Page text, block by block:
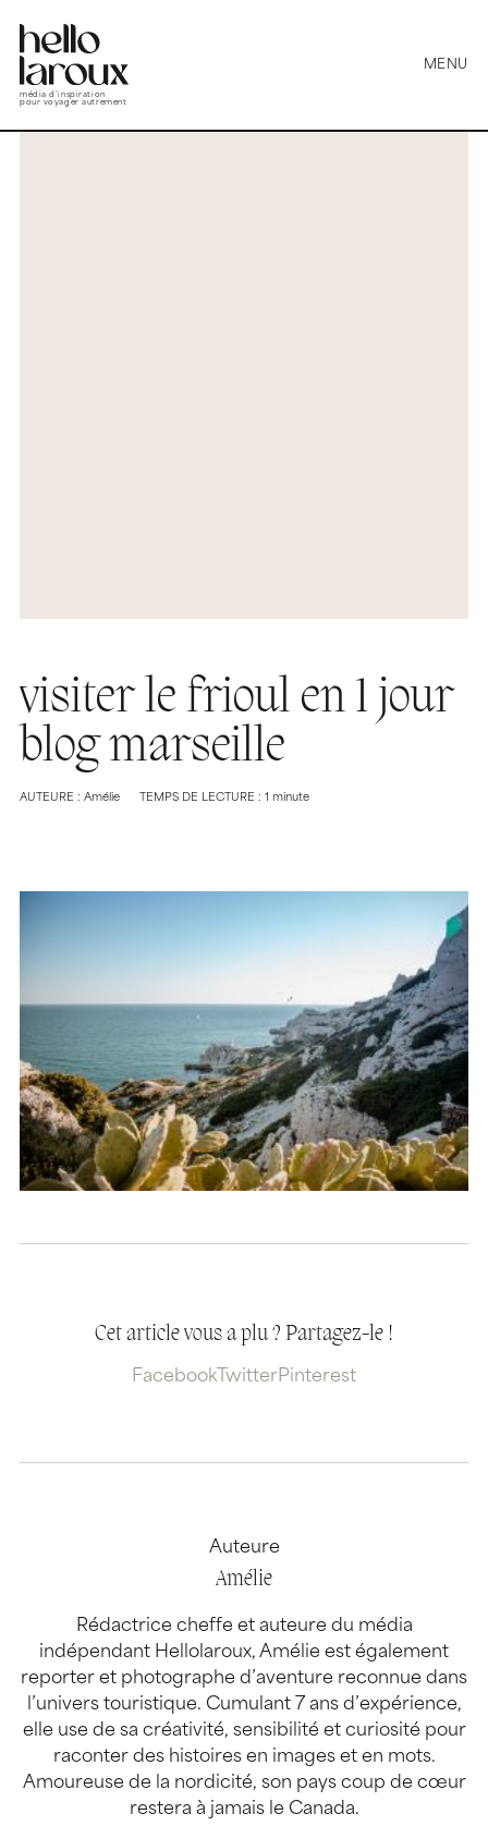
média d’inspiration
pour voyager autrement
MENU
visiter le frioul en 1 jour
blog marseille
AUTEURE : Amélie TEMPS DE LECTURE : 1 minute
Cet article vous a plu ? Partagez-le !
Facebook TwitterPinterest
Auteure
Amélie
Rédactrice cheffe et auteure du média
indépendant Hellolaroux, Amélie est également
reporter et photographe d’aventure reconnue dans
l’univers touristique. Cumulant 7 ans d’expérience,
elle use de sa créativité, sensibilité et curiosité pour
raconter des histoires en images et en mots.
Amoureuse de la nordicité, son pays coup de cœur
restera à jamais le Canada.